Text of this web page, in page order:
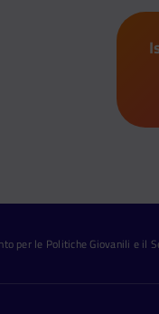
per le Politiche Giovanili e il